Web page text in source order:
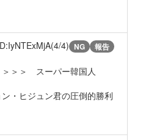
4) NG 報告
＞＞ スーパー韓国人
・ヒジュン君の圧倒的勝利